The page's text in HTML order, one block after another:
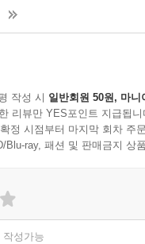
작성 시 일반회원 50원, 마니
리뷰만 YES포인트 지급됩니
정 시점부터 마지막 회차 주
Blu-ray, 패션 및 판매금지 상
작성가능